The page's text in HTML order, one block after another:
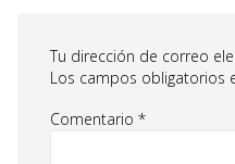
Tu dirección de correo
Los campos obligatorios
Comentario *